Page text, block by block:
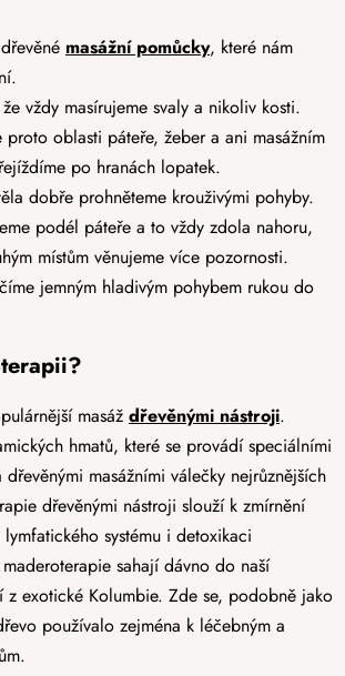
masážní pomůcky, které nám
vždy masírujeme svaly a nikoliv kosti.
proto oblasti páteře, žeber a ani masážním
po hranách lopatek.
dobře prohněteme krouživými pohyby.
podél páteře a to vždy zdola nahoru,
místům věnujeme více pozornosti.
jemným hladivým pohybem rukou do
masáž dřevěnými nástroji.
hmatů, které se provádí speciálními
dřevěnými masážními válečky nejrůznějších
dřevěnými nástroji slouží k zmírnění
systému i detoxikaci
sahají dávno do naší
z exotické Kolumbie. Zde se, podobně jako
používalo zejména k léčebným a